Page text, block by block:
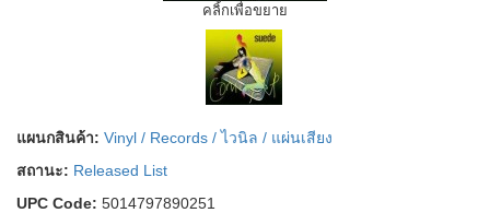
คลิ้กเพื่อขยาย
แผนกสินค้า: Vinyl / Records / ไวนิล / แผ่นเสียง
สถานะ: Released List
UPC Code: 5014797890251